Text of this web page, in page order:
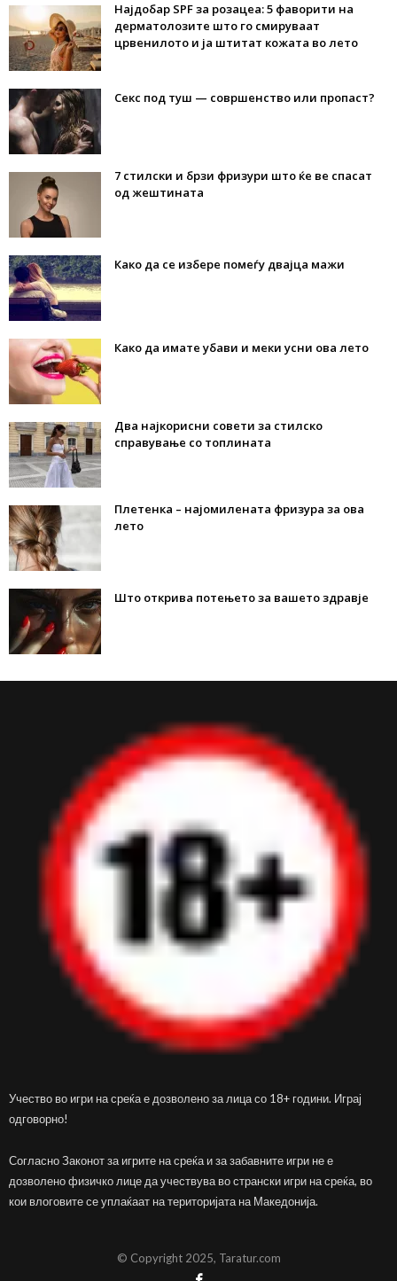
Најдобар SPF за розацеа: 5 фаворити на
дерматолозите што го смируваат
црвенилото и ја штитат кожата во лето
Секс под туш — совршенство или пропаст?
7 стилски и брзи фризури што ќе ве спасат
од жештината
Како да се избере помеѓу двајца мажи
Како да имате убави и меки усни ова лето
Два најкорисни совети за стилско
справување со топлината
Плетенка – најомилената фризура за ова
лето
Што открива потењето за вашето здравје
Учество во игри на среќа е дозволено за лица со 18+ години. Играј
одговорно!
Согласно Законот за игрите на среќа и за забавните игри не е
дозволено физичко лице да учествува во странски игри на среќа, во
кои влоговите се уплаќаат на територијата на Македонија.
© Copyright 2025, Taratur.com